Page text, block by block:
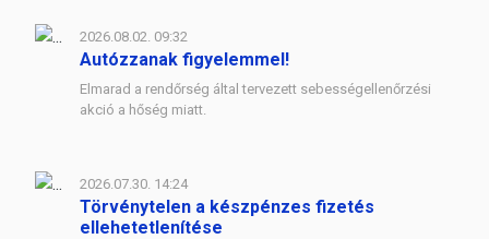
2026.08.02. 09:32
Autózzanak figyelemmel!
Elmarad a rendőrség által tervezett sebességellenőrzési
akció a hőség miatt.
2026.07.30. 14:24
Törvénytelen a készpénzes fizetés
ellehetetlenítése